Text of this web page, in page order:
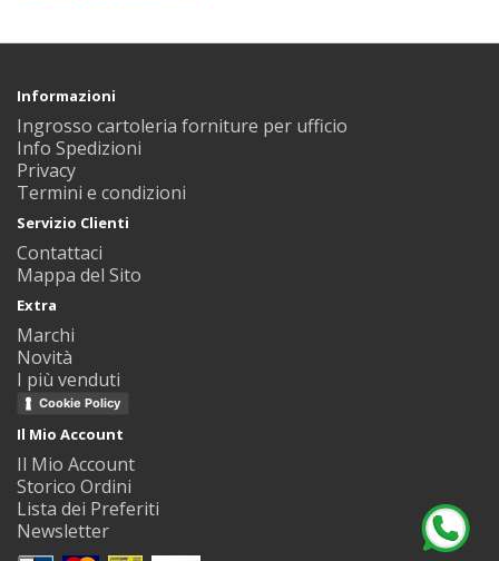
Informazioni
Ingrosso cartoleria forniture per ufficio
Info Spedizioni
Privacy
Termini e condizioni
Servizio Clienti
Contattaci
Mappa del Sito
Extra
Marchi
Novità
I più venduti
Cookie Policy
Il Mio Account
Il Mio Account
Storico Ordini
Lista dei Preferiti
Newsletter